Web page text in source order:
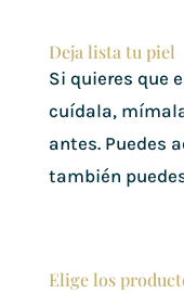
Deja lista tu piel
Si quieres que
cuídala,
antes. Puedes
también
Elige los